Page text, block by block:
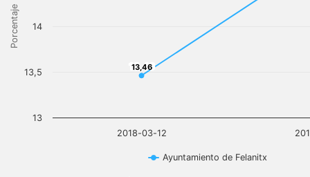
Porcentaje
13,46
13,46
Ayuntamiento de Felanitx
2018-03-12
13
13,5
14